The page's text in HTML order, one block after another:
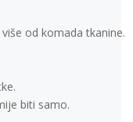
od komada tkanine.
biti samo.